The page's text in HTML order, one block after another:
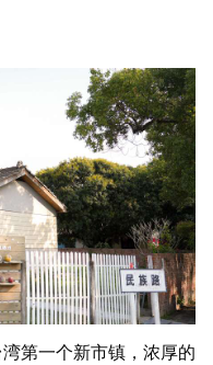
第一个新市镇，浓厚的